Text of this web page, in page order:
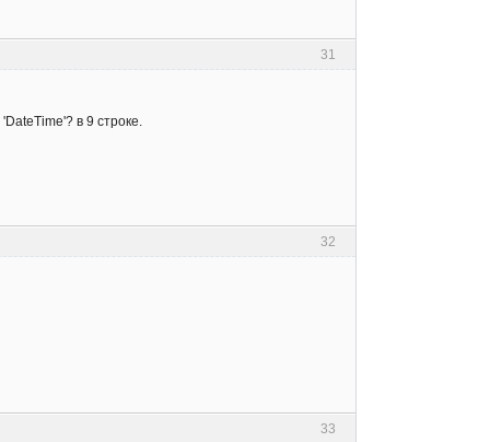
31
в 9 строке.
32
33